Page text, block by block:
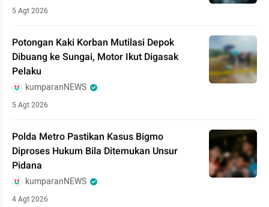
5 Agt 2026
Potongan Kaki Korban Mutilasi Depok
Dibuang ke Sungai, Motor Ikut Digasak
Pelaku
kumparanNEWS
5 Agt 2026
Polda Metro Pastikan Kasus Bigmo
Diproses Hukum Bila Ditemukan Unsur
Pidana
kumparanNEWS
4 Agt 2026